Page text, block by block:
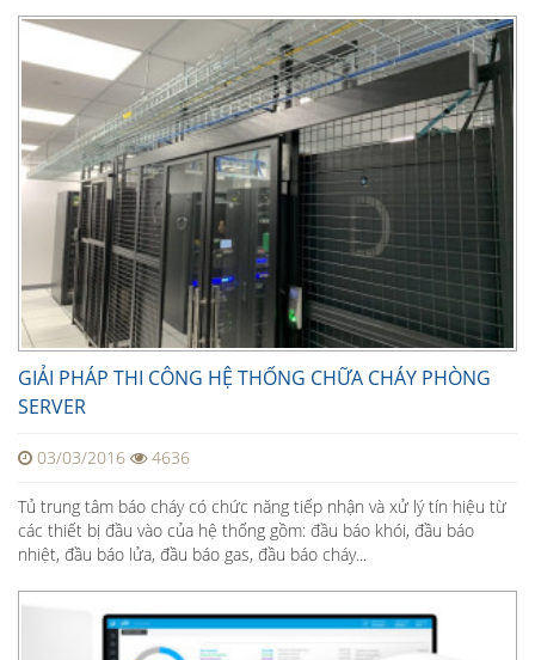
GIẢI PHÁP THI CÔNG HỆ THỐNG CHỮA CHÁY PHÒNG
SERVER
03/03/2016 4636
Tủ trung tâm báo cháy có chức năng tiếp nhận và xử lý tín hiệu từ
các thiết bị đầu vào của hệ thống gồm: đầu báo khói, đầu báo
nhiệt, đầu báo lửa, đầu báo gas, đầu báo cháy...